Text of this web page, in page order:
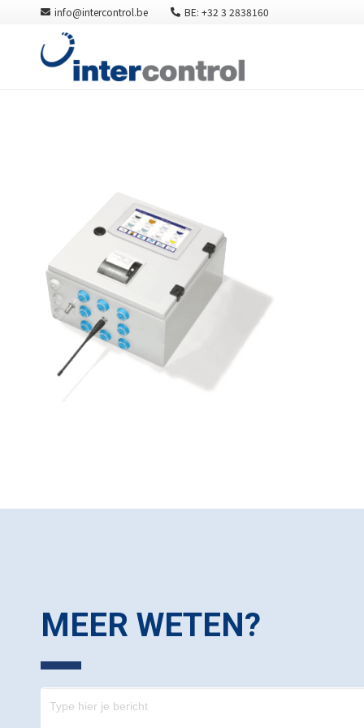
info@intercontrol.be BE: +32 3 2838160
MEER WETEN?
Contact